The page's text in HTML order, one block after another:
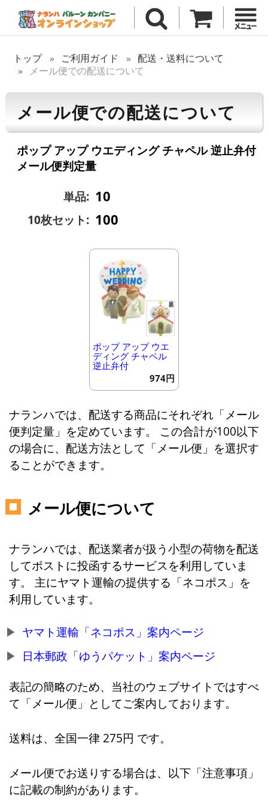
トップ ご利用ガイド
配送・送料について
メール便での配送について
メール便での配送について
ポップ アップ ウエディング チャペル 逆止弁付
メール便判定量
単品: 10
10枚セット: 100
ポップ アップ ウエ
ディング チャペル
逆止弁付
974円
ナランハでは、配送する商品にそれぞれ「メール
便判定量」を定めています。 この合計が100以下
の場合に、配送方法として「メール便」を選択す
ることができます。
メール便について
ナランハでは、配送業者が扱う小型の荷物を配送
してポストに投函するサービスを利用していま
す。 主にヤマト運輸の提供する「ネコポス」を
利用しています。
ヤマト運輸「ネコポス」案内ページ
日本郵政「ゆうパケット」案内ページ
表記の簡略のため、当社のウェブサイトではすべ
て「メール便」としてご案内しております。
送料は、全国一律 275円 です。
メール便でお送りする場合は、以下「注意事項」
に記載の制約があります。